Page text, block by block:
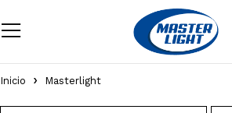
Inicio Masterlight